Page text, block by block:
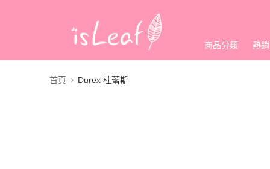
商品分類 熱
首頁 Durex 杜蕾斯